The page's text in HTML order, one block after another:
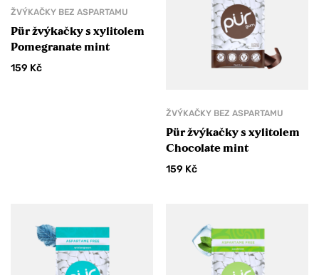
ŽVÝKAČKY BEZ ASPARTAMU
Pür žvýkačky s xylitolem
Pomegranate mint
159 Kč
ŽVÝKAČKY BEZ ASPARTAMU
Pür žvýkačky s xylitolem
Chocolate mint
159 Kč